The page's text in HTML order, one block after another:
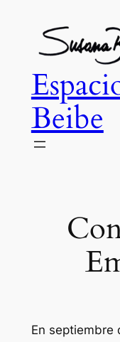
content
Beibe
En septiembre